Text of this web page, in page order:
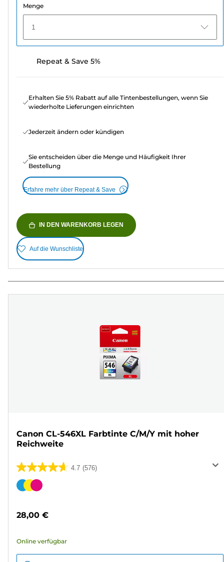
Menge
1
Repeat & Save 5%
Erhalten Sie 5% Rabatt auf alle Tintenbestellungen, wenn Sie
wiederholte Lieferungen einrichten
Jederzeit ändern oder kündigen
Sie entscheiden über die Menge und Häufigkeit Ihrer
Bestellung
Erfahre mehr über Repeat & Save
IN DEN WARENKORB LEGEN
Auf die Wunschliste
Canon CL-546XL Farbtinte C/M/Y mit hoher
Reichweite
4.7 (576)
4.7
von
576
Farbpatrone
28,00 €
Online verfügbar